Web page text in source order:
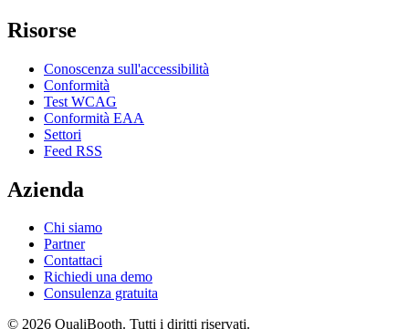
Risorse
Conoscenza sull'accessibilità
Conformità
Test WCAG
Conformità EAA
Settori
Feed RSS
Azienda
Chi siamo
Partner
Contattaci
Richiedi una demo
Consulenza gratuita
© 2026 QualiBooth. Tutti i diritti riservati.